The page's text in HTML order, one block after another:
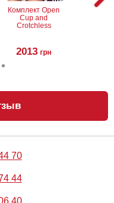
Комплект Open
Cup and
Crotchless
2013 грн
Пижама Livia
Alvinata
1080
70
44
40